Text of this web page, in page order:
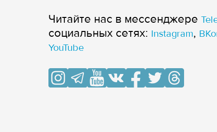
Читайте нас в мессенджере
cоциальных сетях: Instagram,
YouTube